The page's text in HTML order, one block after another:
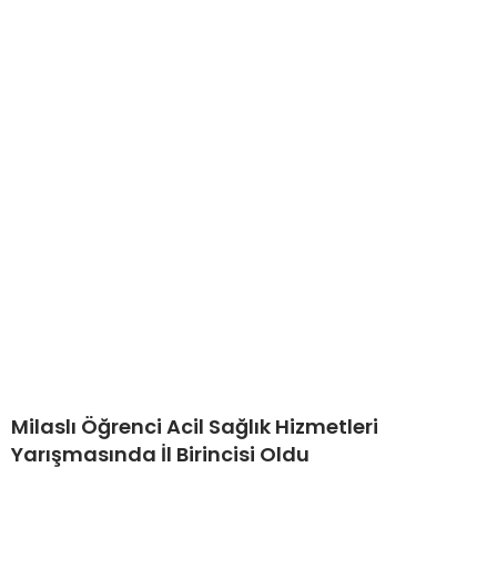
Milaslı Öğrenci Acil Sağlık Hizmetleri
Yarışmasında İl Birincisi Oldu